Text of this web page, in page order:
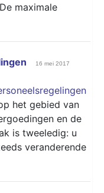
maximale
16 mei 2017
het gebied van
en de
is tweeledig: u
veranderende